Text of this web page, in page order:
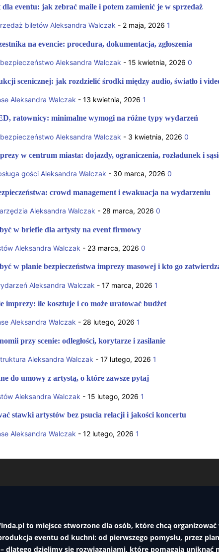
eventu: jak zebrać maile i potem zamienić je w sprzedaż
biletów Aleksandra Walczak - 2 maja, 2026 1
na evencie: procedura, dokumentacja, zgłoszenia
Aleksandra Walczak - 15 kwietnia, 2026 0
scenicznej: jak rozdzielić środki między audio, światło i
Aleksandra Walczak - 13 kwietnia, 2026 1
ratownicy: minimalne wymogi na różne typy wydarzeń
Aleksandra Walczak - 3 kwietnia, 2026 0
w centrum miasta: dojazdy, ograniczenia, rozładunek i
gości Aleksandra Walczak - 30 marca, 2026 0
crowd management i ewakuacja na wydarzeniu
Aleksandra Walczak - 28 marca, 2026 0
w briefie dla artysty na event firmowy
Aleksandra Walczak - 23 marca, 2026 0
w planie bezpieczeństwa imprezy masowej i kto go
Aleksandra Walczak - 17 marca, 2026 1
imprezy: ile kosztuje i co może uratować budżet
Aleksandra Walczak - 28 lutego, 2026 1
przy scenie: odległości, korytarze i zasilanie
Aleksandra Walczak - 17 lutego, 2026 1
do umowy z artystą, o które zawsze pytaj
Aleksandra Walczak - 15 lutego, 2026 1
stawki artystów bez psucia relacji i jakości koncertu
Aleksandra Walczak - 12 lutego, 2026 1
to miejsce stworzone dla osób, które chcą
eventu od kuchni: od pierwszego pomysłu, przez
dlatego dzielimy się rozwiązaniami, które pomagają